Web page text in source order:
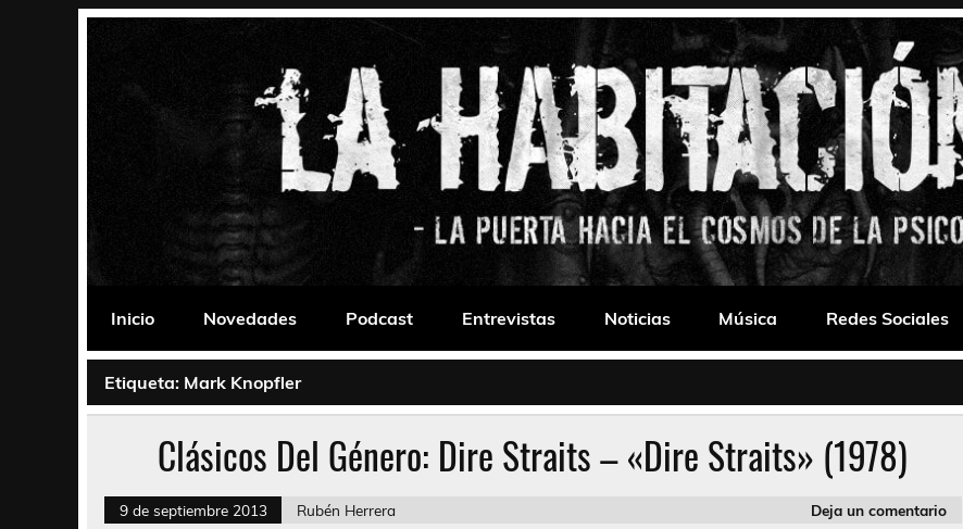
La Habitación 235
Inicio
Novedades Podcast Entrevistas Noticias Música Redes Sociales
Etiqueta: Mark Knopfler
Clásicos Del Género: Dire Straits – «Dire Straits» (1978)
9 de septiembre 2013 Rubén Herrera Deja un comentario